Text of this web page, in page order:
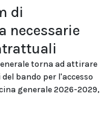
di
necessarie
torna ad attirare
bando per l'accesso
generale 2026-2029,